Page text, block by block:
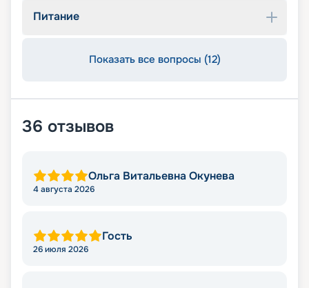
Питание
Показать все вопросы (12)
36 отзывов
Ольга Витальевна Окунева
4 августа 2026
Гость
26 июля 2026